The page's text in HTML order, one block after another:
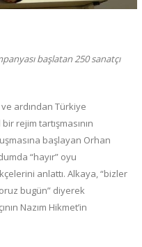
başlatan 250 sanatçı
ve ardından Türkiye
rejim tartışmasının
başlayan Orhan
“hayır” oyu
anlattı. Alkaya, “bizler
bugün” diyerek
Nazım Hikmet’in